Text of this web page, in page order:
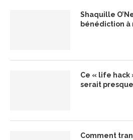
Shaquille
bénédiction à
Ce « life hack
serait
Comment